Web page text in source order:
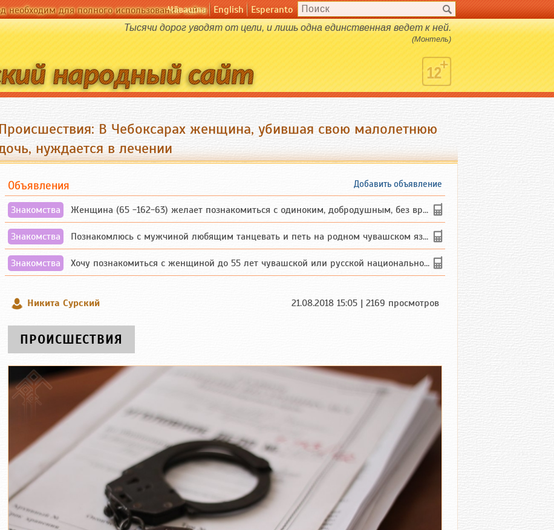
необходим для полного использования сайта
Чӑвашла English Esperanto
Тысячи дорог уводят от цели, и лишь одна единственная ведет к ней.
(Монтель)
Происшествия: В Чебоксарах женщина, убившая свою малолетнюю
нуждается в лечении
Добавить объявление
Объявления
Знакомства Женщина (65 -162-63) желает познакомиться с одиноким, добродушным, без вредных ...
Знакомства Познакомлюсь с мужчиной любящим танцевать и петь на родном чувашском языке
Знакомства Хочу познакомиться с женщиной до 55 лет чувашской или русской национальности дл...
Никита Сурский 21.08.2018 15:05 | 2169 просмотров
ПРОИСШЕСТВИЯ